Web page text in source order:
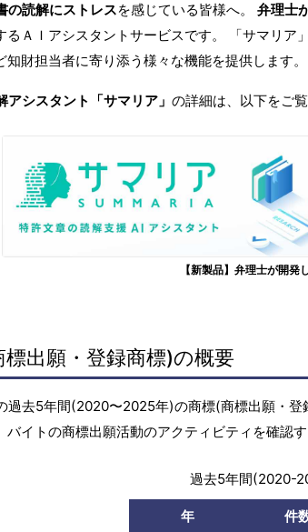
の読解にストレスを感じている皆様へ。 弁理士
るＡＩアシスタントサービスです。 「サマリア
知財担当者に寄り添う様々な機能を提供します
アシスタント「サマリア」 の詳細は、以下をご覧
【新製品】弁理士が開
標出願・登録商標)の概要
過去5年間(2020〜2025年)の商標(商標出願・
バイトの商標出願活動のアクティビティを確認す
過去5年間(2020-
年 件